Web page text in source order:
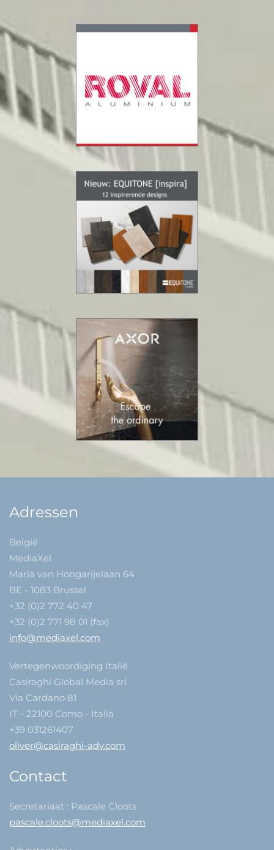
Adressen
België
MediaXel
Maria van Hongarijelaan 64
BE - 1083 Brussel
+32 (0)2 772 40 47
+32 (0)2 771 98 01 (fax)
info@mediaxel.com
Vertegenwoordiging Italië
Casiraghi Global Media srl
Via Cardano 81
IT - 22100 Como - Italia
+39 031261407
oliver@casiraghi-adv.com
Contact
Secretariaat : Pascale Cloots
pascale.cloots@mediaxel.com